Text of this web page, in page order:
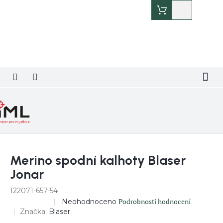
košík
Merino spodní kalhoty Blaser
Jonar
122071-657-54
Průměrné
hodnocení
Neohodnoceno Podrobnosti hodnocení
Značka: Blaser